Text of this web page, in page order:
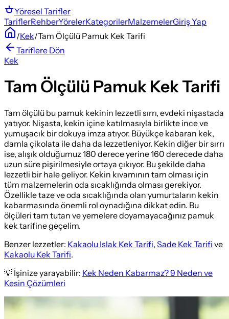
Yöresel Tarifler
TariflerRehberYörelerKategorilerMalzemelerGiriş Yap
/Kek/Tam Ölçülü Pamuk Kek Tarifi
Tariflere Dön
Kek
Tam Ölçülü Pamuk Kek Tarifi
Tam ölçülü bu pamuk kekinin lezzetli sırrı, evdeki nişastada
yatıyor. Nişasta, kekin içine katılmasıyla birlikte ince ve
yumuşacık bir dokuya imza atıyor. Büyükçe kabaran kek,
damla çikolata ile daha da lezzetleniyor. Kekin diğer bir sırrı
ise, alışık olduğumuz 180 derece yerine 160 derecede daha
uzun süre pişirilmesiyle ortaya çıkıyor. Bu şekilde daha
lezzetli bir hale geliyor. Kekin kıvamının tam olması için
tüm malzemelerin oda sıcaklığında olması gerekiyor.
Özellikle taze ve oda sıcaklığında olan yumurtaların kekin
kabarmasında önemli rol oynadığına dikkat edin. Bu
ölçüleri tam tutan ve yemelere doyamayacağınız pamuk
kek tarifine geçelim.
Benzer lezzetler: Kakaolu Islak Kek Tarifi, Sade Kek Tarifi ve
Kakaolu Kek Tarifi.
💡 İşinize yarayabilir: Kek Neden Kabarmaz? 9 Neden ve
Kesin Çözümleri